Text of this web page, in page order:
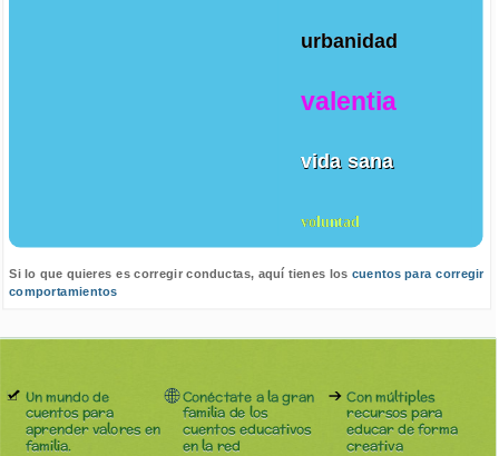
urbanidad
valentia
vida sana
voluntad
Si lo que quieres es corregir conductas, aquí tienes los cuentos para corregir
comportamientos
Un mundo de
cuentos para
aprender valores en
familia.
Conéctate a la gran
familia de los
cuentos educativos
en la red
Con múltiples
recursos para
educar de forma
creativa